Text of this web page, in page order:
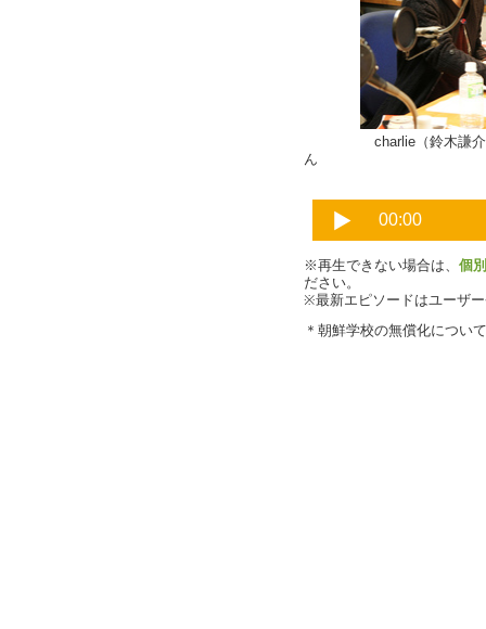
charlie（鈴
ん
※再生できない場合は、 個
ださい。
※最新エピソードはユーザ
＊朝鮮学校の無償化につい